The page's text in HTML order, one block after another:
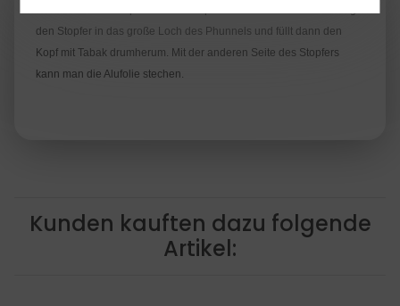
den Stopfer in das große Loch des Phunnels und füllt dann den
Kopf mit Tabak drumherum. Mit der anderen Seite des Stopfers
kann man die Alufolie stechen.
Kunden kauften dazu folgende
Artikel: